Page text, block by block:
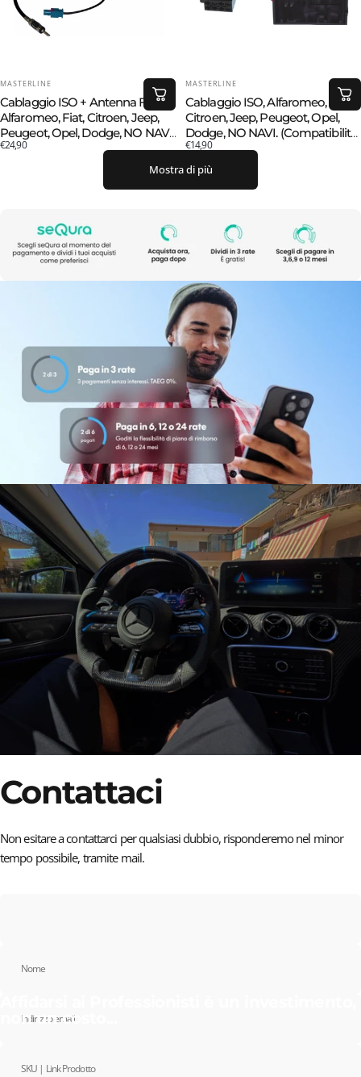
FORNITORE:
MASTERLINE
Cablaggio ISO + Antenna Fakra,
Alfaromeo, Fiat, Citroen, Jeep,
Peugeot, Opel, Dodge, NO NAVI.
(Compatibilità in Descrizione)
€24,90
FORNITORE:
MASTERLINE
Cablaggio ISO, Alfaromeo, Fiat,
Citroen, Jeep, Peugeot, Opel,
Dodge, NO NAVI. (Compatibilità
in Descrizione)
€14,90
Mostra di più
non un costo...
Contattaci
Non esitare a contattarci per qualsiasi dubbio, risponderemo nel minor
tempo possibile, tramite mail.
Nome
Indirizzo email
SKU | Link Prodotto